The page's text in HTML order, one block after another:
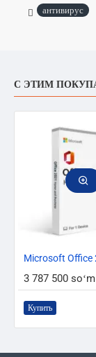
антивирус
С ЭТИМ
ТОЛЬКО ОНЛАЙН
3 787 500 soʻm
Купить